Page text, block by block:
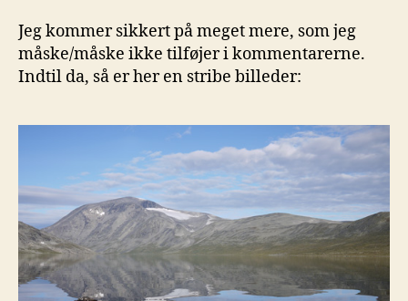
Jeg kommer sikkert på meget mere, som jeg
måske/måske ikke tilføjer i kommentarerne.
Indtil da, så er her en stribe billeder: